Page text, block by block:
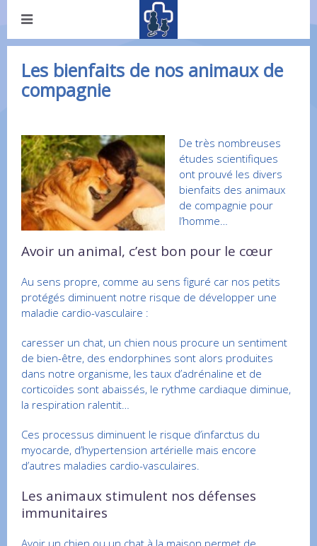
Les bienfaits de nos animaux de
compagnie
De très nombreuses
études scientifiques
ont prouvé les divers
bienfaits des animaux
de compagnie pour
l’homme…
Avoir un animal, c’est bon pour le cœur
Au sens propre, comme au sens figuré car nos petits
protégés diminuent notre risque de développer une
maladie cardio-vasculaire :
caresser un chat, un chien nous procure un sentiment
de bien-être, des endorphines sont alors produites
dans notre organisme, les taux d’adrénaline et de
corticoïdes sont abaissés, le rythme cardiaque diminue,
la respiration ralentit…
Ces processus diminuent le risque d’infarctus du
myocarde, d’hypertension artérielle mais encore
d’autres maladies cardio-vasculaires.
Les animaux stimulent nos défenses
immunitaires
Avoir un chien ou un chat à la maison permet de